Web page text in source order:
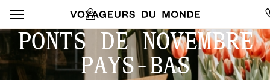
PONTS DE NOVEMBRE
PAYS-BAS